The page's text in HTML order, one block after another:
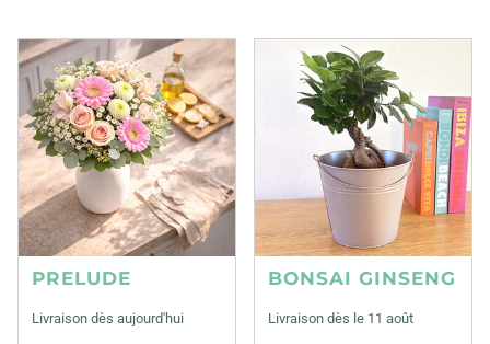
PRELUDE
Livraison dès aujourd'hui
BONSAI GINSENG
Livraison dès le 11 août